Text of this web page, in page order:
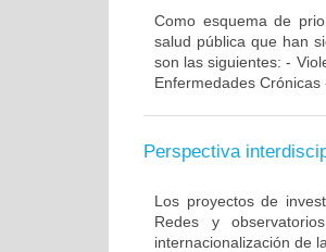
Como esquema de
salud pública que han
son las siguientes: -
Enfermedades
Perspectiva
Los proyectos de
Redes y
internacionalización de